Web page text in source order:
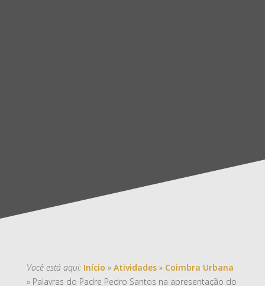
Você está aqui: Início » Atividades» Coimbra Urbana
» Palavras do Padre Pedro Santos na apresentação do